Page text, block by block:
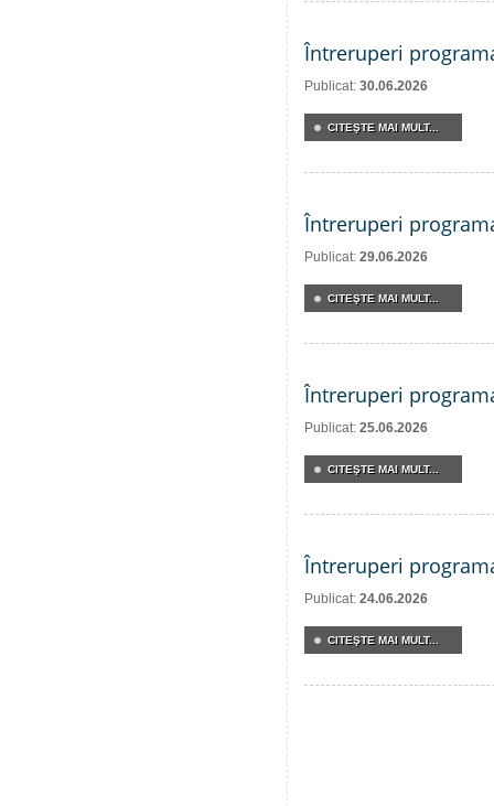
Întreruperi
Publicat: 30.06.2026
CITEŞTE MAI MULT...
Întreruperi
Publicat: 29.06.2026
CITEŞTE MAI MULT...
Întreruperi
Publicat: 25.06.2026
CITEŞTE MAI MULT...
Întreruperi
Publicat: 24.06.2026
CITEŞTE MAI MULT...